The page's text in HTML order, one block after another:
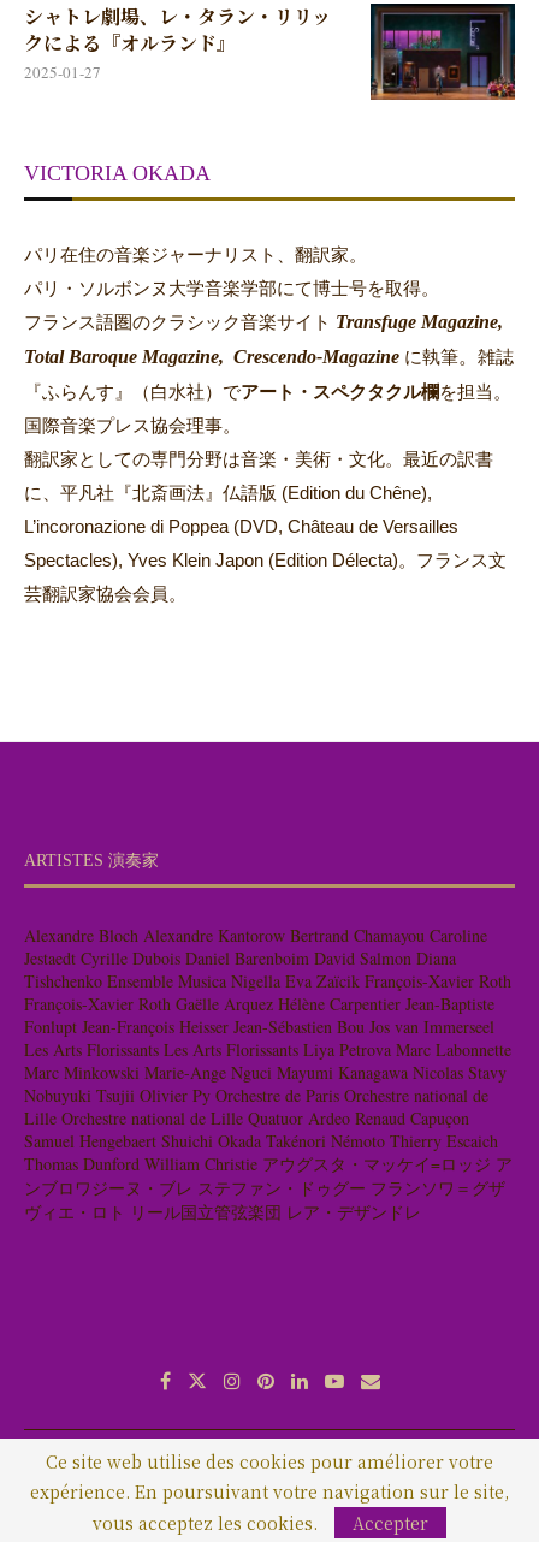
シャトレ劇場、レ・タラン・リリッ
クによる『オルランド』
2025-01-27
VICTORIA OKADA
パリ在住の音楽ジャーナリスト、翻訳家。
パリ・ソルボンヌ大学音楽学部にて博士号を取得。
フランス語圏のクラシック音楽サイト Transfuge Magazine,
Total Baroque Magazine, Crescendo-Magazine に執筆。 雑誌
『ふらんす』（白水社）でアート・スペクタクル欄を担当。
国際音楽プレス協会理事。
翻訳家としての専門分野は音楽・美術・文化。最近の訳書
に、平凡社『北斎画法』仏語版 (Edition du Chêne),
L’incoronazione di Poppea (DVD, Château de Versailles
Spectacles), Yves Klein Japon (Edition Délecta)。フランス文
芸翻訳家協会会員。
ARTISTES 演奏家
Alexandre Bloch Alexandre Kantorow Bertrand Chamayou Caroline
Jestaedt Cyrille Dubois Daniel Barenboim David Salmon Diana
Tishchenko Ensemble Musica Nigella Eva Zaïcik François-Xavier Roth
François-Xavier Roth Gaëlle Arquez Hélène Carpentier Jean-Baptiste
Fonlupt Jean-François Heisser Jean-Sébastien Bou Jos van Immerseel
Les Arts Florissants Les Arts Florissants Liya Petrova Marc Labonnette
Marc Minkowski Marie-Ange Nguci Mayumi Kanagawa Nicolas Stavy
Nobuyuki Tsujii Olivier Py Orchestre de Paris Orchestre national de
Lille Orchestre national de Lille Quatuor Ardeo Renaud Capuçon
Samuel Hengebaert Shuichi Okada Takénori Némoto Thierry Escaich
Thomas Dunford William Christie アウグスタ・マッケイ=ロッジ ア
ンブロワジーヌ・ブレ ステファン・ドゥグー フランソワ＝グザ
ヴィエ・ロト リール国立管弦楽団 レア・デザンドレ
About me コンタクト
Copyright © 2020 Vivace-Cantabile.com - Tous droits réservés
Ce site web utilise des cookies pour améliorer votre
expérience. En poursuivant votre navigation sur le site,
vous acceptez les cookies.
Accepter